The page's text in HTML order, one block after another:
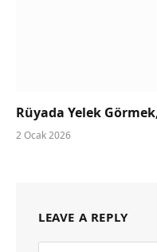
Rüyada Yelek
2 Ocak 2026
LEAVE A REPLY